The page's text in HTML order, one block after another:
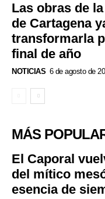
Las obras de
de Cartagena
transformarla
final de año
NOTICIAS 6 de agosto de
MÁS
El Caporal
del mítico
esencia de